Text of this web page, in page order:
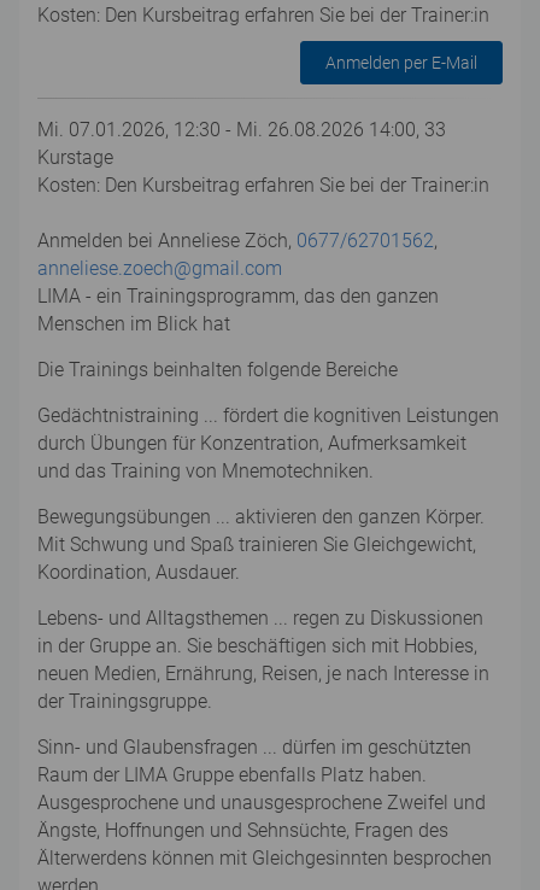
Kosten: Den Kursbeitrag erfahren Sie bei der Trainer:in
Anmelden per E-Mail
Mi. 07.01.2026, 12:30 - Mi. 26.08.2026 14:00, 33
Kurstage
Kosten: Den Kursbeitrag erfahren Sie bei der Trainer:in
Anmelden bei Anneliese Zöch, 0677/62701562,
anneliese.zoech@gmail.com
LIMA - ein Trainingsprogramm, das den ganzen
Menschen im Blick hat
Die Trainings beinhalten folgende Bereiche
Gedächtnistraining ... fördert die kognitiven Leistungen
durch Übungen für Konzentration, Aufmerksamkeit
und das Training von Mnemotechniken.
Bewegungsübungen ... aktivieren den ganzen Körper.
Mit Schwung und Spaß trainieren Sie Gleichgewicht,
Koordination, Ausdauer.
Lebens- und Alltagsthemen ... regen zu Diskussionen
in der Gruppe an. Sie beschäftigen sich mit Hobbies,
neuen Medien, Ernährung, Reisen, je nach Interesse in
der Trainingsgruppe.
Sinn- und Glaubensfragen ... dürfen im geschützten
Raum der LIMA Gruppe ebenfalls Platz haben.
Ausgesprochene und unausgesprochene Zweifel und
Ängste, Hoffnungen und Sehnsüchte, Fragen des
Älterwerdens können mit Gleichgesinnten besprochen